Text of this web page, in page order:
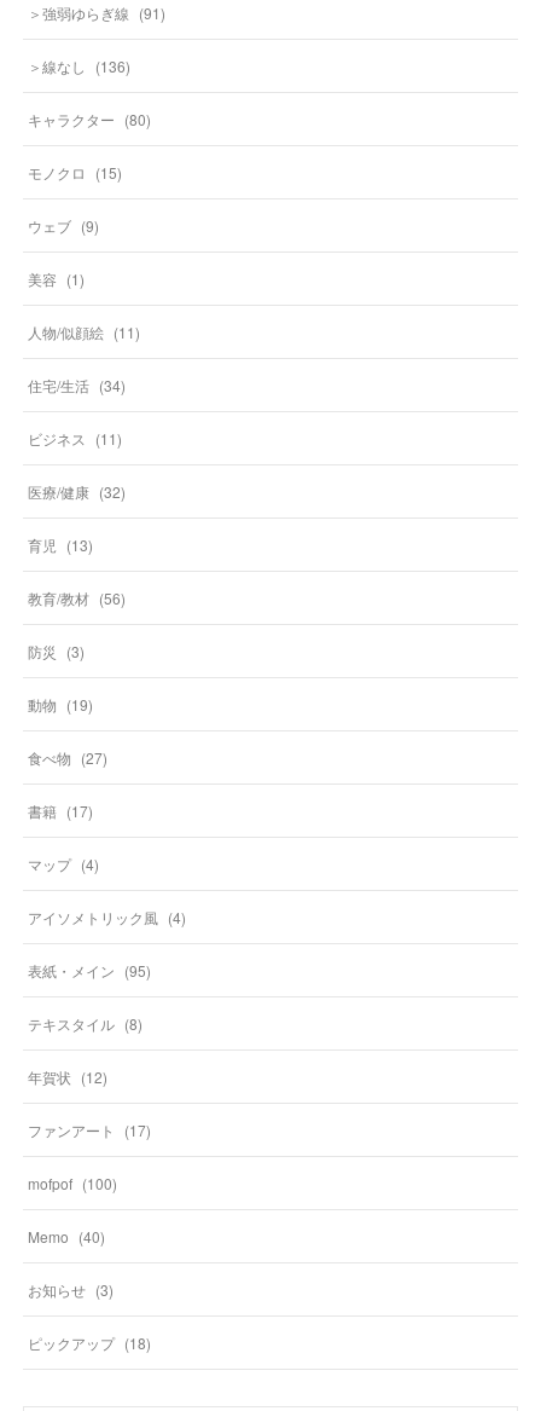
＞強弱ゆらぎ線 (91)
＞線なし (136)
キャラクター (80)
モノクロ (15)
ウェブ (9)
美容 (1)
人物/似顔絵 (11)
住宅/生活 (34)
ビジネス (11)
医療/健康 (32)
育児 (13)
教育/教材 (56)
防災 (3)
動物 (19)
食べ物 (27)
書籍 (17)
マップ (4)
アイソメトリック風 (4)
表紙・メイン (95)
テキスタイル (8)
年賀状 (12)
ファンアート (17)
mofpof (100)
Memo (40)
お知らせ (3)
ピックアップ (18)